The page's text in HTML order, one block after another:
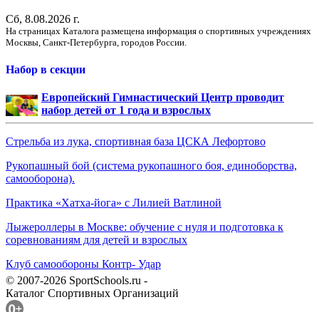
Сб, 8.08.2026 г.
На страницах Каталога размещена информация о спортивных учреждениях
Москвы, Санкт-Петербурга, городов России.
Набор в секции
Европейский Гимнастический Центр проводит
набор детей от 1 года и взрослых
Стрельба из лука, спортивная база ЦСКА Лефортово
Рукопашный бой (система рукопашного боя, единоборства,
самооборона).
Практика «Хатха-йога» с Лилией Ватлиной
Лыжероллеры в Москве: обучение с нуля и подготовка к
соревнованиям для детей и взрослых
Клуб самообороны Контр- Удар
© 2007-2026 SportSchools.ru -
Каталог Спортивных Организаций